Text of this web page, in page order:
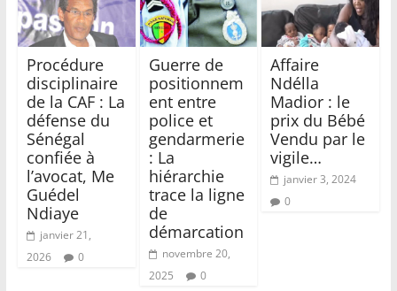
Procédure
disciplinaire
de la CAF : La
défense du
Sénégal
confiée à
l’avocat, Me
Guédel
Ndiaye
janvier 21,
2026
0
Guerre de
positionnem
ent entre
police et
gendarmerie
: La
hiérarchie
trace la ligne
de
démarcation
novembre 20,
2025
0
Affaire
Ndélla
Madior : le
prix du Bébé
Vendu par le
vigile…
janvier 3, 2024
0